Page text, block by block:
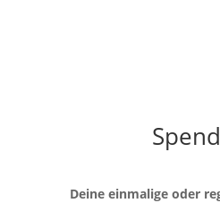
Deine einmalige oder